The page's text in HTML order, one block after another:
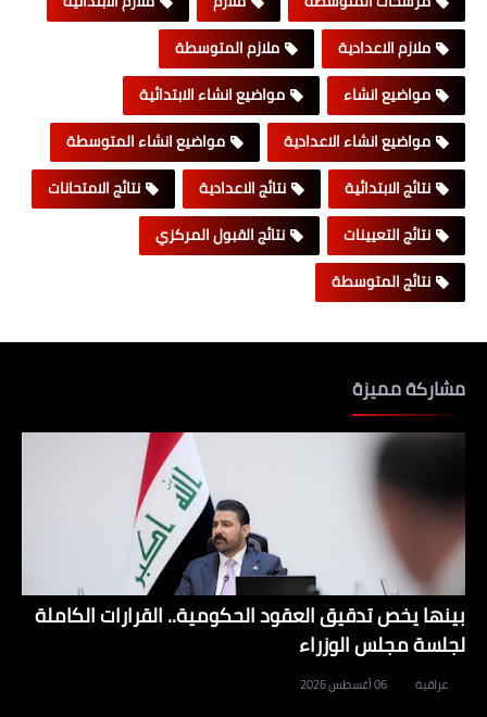
ملازم الاعدادية
ملازم المتوسطة
مواضيع انشاء
مواضيع انشاء الابتدائية
مواضيع انشاء الاعدادية
مواضيع انشاء المتوسطة
نتائج الابتدائية
نتائج الاعدادية
نتائج الامتحانات
نتائج التعيينات
نتائج القبول المركزي
نتائج المتوسطة
مشاركة مميزة
بينها يخص تدقيق العقود الحكومية.. القرارات الكاملة
لجلسة مجلس الوزراء
عراقية 06 أغسطس 2026